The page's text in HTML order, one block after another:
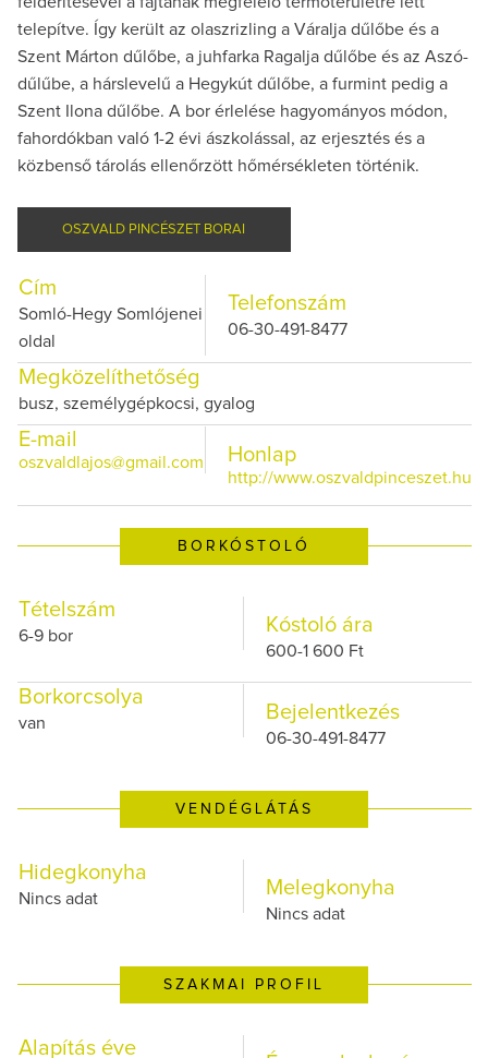
telepítve. Így került az olaszrizling a Váralja dűlőbe és a
Szent Márton dűlőbe, a juhfarka Ragalja dűlőbe és az Aszó-
dűlűbe, a hárslevelű a Hegykút dűlőbe, a furmint pedig a
Szent Ilona dűlőbe. A bor érlelése hagyományos módon,
fahordókban való 1-2 évi ászkolással, az erjesztés és a
közbenső tárolás ellenőrzött hőmérsékleten történik.
OSZVALD PINCÉSZET BORAI
Cím
Somló-Hegy Somlójenei
oldal
Telefonszám
06-30-491-8477
Megközelíthetőség
busz, személygépkocsi, gyalog
E-mail
oszvaldlajos@gmail.com Honlap
http://www.oszvaldpinceszet.hu
BORKÓSTOLÓ
Tételszám
6-9 bor Kóstoló ára
600-1 600 Ft
Borkorcsolya
van Bejelentkezés
06-30-491-8477
VENDÉGLÁTÁS
Hidegkonyha
Nincs adat Melegkonyha
Nincs adat
SZAKMAI PROFIL
Alapítás éve